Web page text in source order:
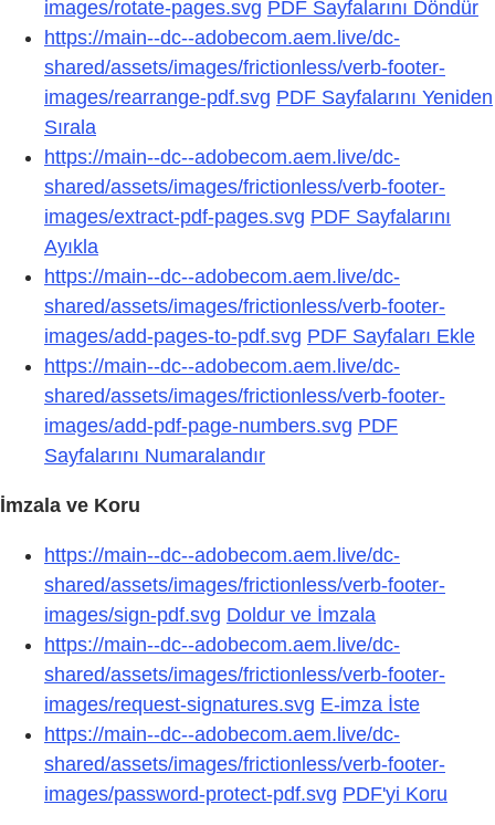
images/rotate-pages.svg PDF Sayfalarını Döndür
https://main--dc--adobecom.aem.live/dc-
shared/assets/images/frictionless/verb-footer-
images/rearrange-pdf.svg PDF Sayfalarını Yeniden
Sırala
https://main--dc--adobecom.aem.live/dc-
shared/assets/images/frictionless/verb-footer-
images/extract-pdf-pages.svg PDF Sayfalarını
Ayıkla
https://main--dc--adobecom.aem.live/dc-
shared/assets/images/frictionless/verb-footer-
images/add-pages-to-pdf.svg PDF Sayfaları Ekle
https://main--dc--adobecom.aem.live/dc-
shared/assets/images/frictionless/verb-footer-
images/add-pdf-page-numbers.svg PDF
Sayfalarını Numaralandır
İmzala ve Koru
https://main--dc--adobecom.aem.live/dc-
shared/assets/images/frictionless/verb-footer-
images/sign-pdf.svg Doldur ve İmzala
https://main--dc--adobecom.aem.live/dc-
shared/assets/images/frictionless/verb-footer-
images/request-signatures.svg E-imza İste
https://main--dc--adobecom.aem.live/dc-
shared/assets/images/frictionless/verb-footer-
images/password-protect-pdf.svg PDF'yi Koru